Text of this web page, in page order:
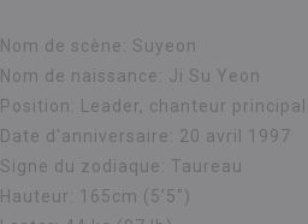
Nom de scène: Suyeon
Nom de naissance: Ji Su Yeon
Position:
Leader, chanteur principal
Date d'anniversaire: 20 avril 1997
Signe du zodiaque: Taureau
Hauteur: 165cm (5'5″)